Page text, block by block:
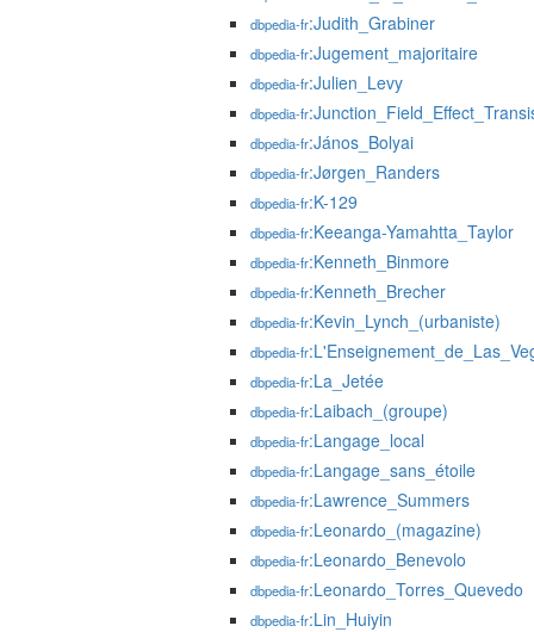
dbpedia-fr:Judith_Grabiner
dbpedia-fr:Jugement_majoritaire
dbpedia-fr:Julien_Levy
dbpedia-fr
dbpedia-fr:János_Bolyai
dbpedia-fr:Jørgen_Randers
dbpedia-fr:K-129
dbpedia-fr:Keeanga-Yamahtta_Taylor
dbpedia-fr:Kenneth_Binmore
dbpedia-fr:Kenneth_Brecher
dbpedia-fr:Kevin_Lynch_(urbaniste)
dbpedia-fr
dbpedia-fr:La_Jetée
dbpedia-fr:Laibach_(groupe)
dbpedia-fr:Langage_local
dbpedia-fr:Langage_sans_étoile
dbpedia-fr:Lawrence_Summers
dbpedia-fr:Leonardo_(magazine)
dbpedia-fr:Leonardo_Benevolo
dbpedia-fr:Leonardo_Torres_Quevedo
dbpedia-fr:Lin_Huiyin